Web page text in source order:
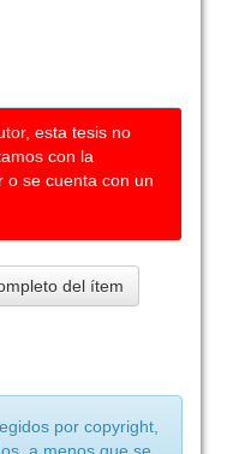
esta tesis no
con la
o se cuenta con un
del ítem
por copyright,